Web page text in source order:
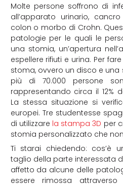
Molte persone soffrono di
all’apparato urinario,
colon o morbo di Crohn.
patologie per le quali le
una stomia, un’apertura
espellere rifiuti e urina. Per
stoma, ovvero un disco e
più di 70.000 persone
rappresentando circa il 12%
La stessa situazione si
europei. Tre studentesse
di utilizzare la stampa 3D per
stomia personalizzato che
Ti starai chiedendo: cos’è
taglio della parte interessata
affetto da alcune delle
essere rimossa